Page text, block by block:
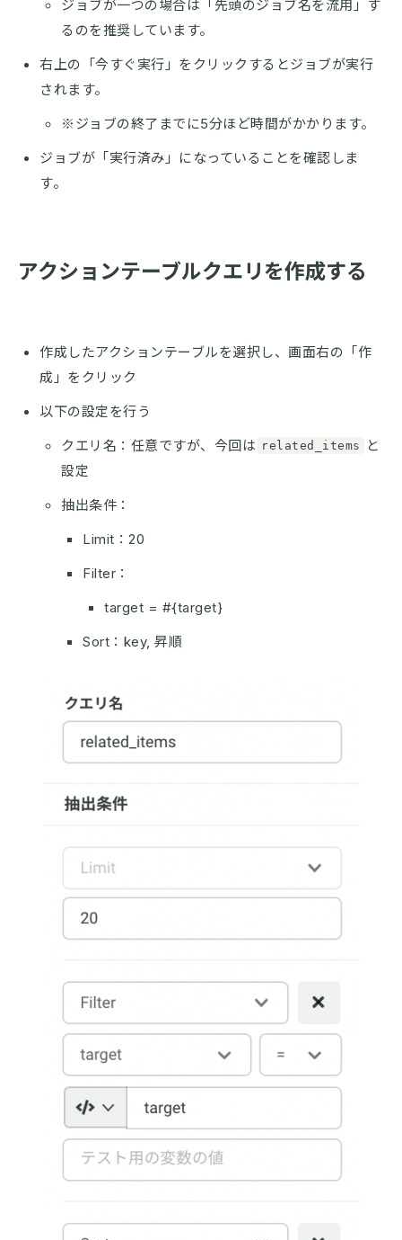
ジョブが一つの場合は「先頭のジョブ名を流用」す
るのを推奨しています。
右上の「今すぐ実行」をクリックするとジョブが実行
されます。
※ジョブの終了までに5分ほど時間がかかります。
ジョブが「実行済み」になっていることを確認しま
す。
アクションテーブルクエリを作成する
作成したアクションテーブルを選択し、画面右の「作
成」をクリック
以下の設定を行う
クエリ名：任意ですが、今回は related_items
と
設定
抽出条件：
Limit：20
Filter：
target = #{target}
Sort：key, 昇順